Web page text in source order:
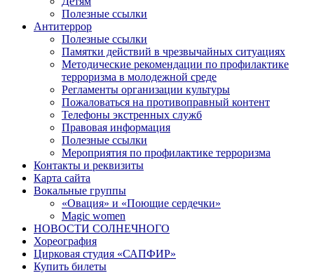
Полезные ссылки
Антитеррор
Полезные ссылки
Памятки действий в чрезвычайных ситуациях
Методические рекомендации по профилактике
терроризма в молодежной среде
Регламенты организации культуры
Пожаловаться на противоправный контент
Телефоны экстренных служб
Правовая информация
Полезные ссылки
Мероприятия по профилактике терроризма
Контакты и реквизиты
Карта сайта
Вокальные группы
«Овация» и «Поющие сердечки»
Magic women
НОВОСТИ СОЛНЕЧНОГО
Хореография
Цирковая студия «САПФИР»
Купить билеты